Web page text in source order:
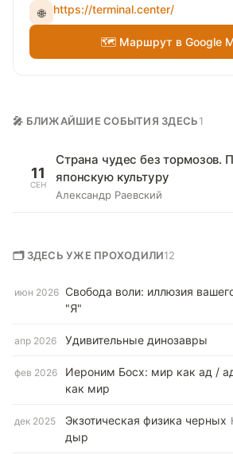
🌐 https://terminal.center/
🗺 Маршрут в Google
🎤 БЛИЖАЙШИЕ СОБЫТИЯ ЗДЕСЬ1
11
СЕН
Страна чудес без тормозов.
японскую культуру
Александр Раевский
🗂 ЗДЕСЬ УЖЕ ПРОХОДИЛИ12
июн 2026 Свобода воли: иллюзия
"Я"
апр 2026 Удивительные динозавры
фев 2026
Иероним Босх: мир как ад /
как мир
дек 2025
Экзотическая физика черных
дыр